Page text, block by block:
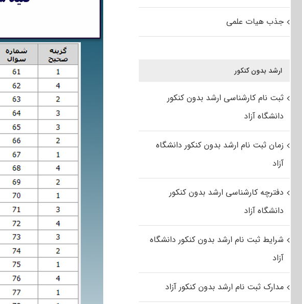
جذب هیات علمی
ارشد بدون کنکور
ثبت نام کارشناسی ارشد بدون کنکور
دانشگاه آزاد
زمان ثبت نام ارشد بدون کنکور دانشگاه
آزاد
دفترچه کارشناسی ارشد بدون کنکور
دانشگاه آزاد
شرایط ثبت نام ارشد بدون کنکور دانشگاه
آزاد
مدارک ثبت نام ارشد بدون کنکور آزاد